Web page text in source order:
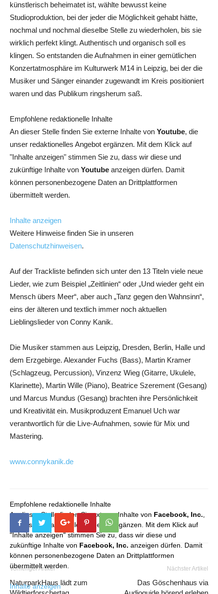
künstlerisch beheimatet ist, wählte bewusst keine
Studioproduktion, bei der jeder die Möglichkeit gehabt hätte,
nochmal und nochmal dieselbe Stelle zu wiederholen, bis sie
wirklich perfekt klingt. Authentisch und organisch soll es
klingen. So entstanden die Aufnahmen in einer gemütlichen
Konzertatmosphäre im Kulturwerk M14 in Leipzig, bei der die
Musiker und Sänger einander zugewandt im Kreis positioniert
waren und das Publikum ringsherum saß.
Empfohlene redaktionelle Inhalte
An dieser Stelle finden Sie externe Inhalte von Youtube, die
unser redaktionelles Angebot ergänzen. Mit dem Klick auf
"Inhalte anzeigen" stimmen Sie zu, dass wir diese und
zukünftige Inhalte von Youtube anzeigen dürfen. Damit
können personenbezogene Daten an Drittplattformen
übermittelt werden.
Inhalte anzeigen
Weitere Hinweise finden Sie in unseren
Datenschutzhinweisen.
Auf der Trackliste befinden sich unter den 13 Titeln viele neue
Lieder, wie zum Beispiel „Zeitlinien“ oder „Und wieder geht ein
Mensch übers Meer“, aber auch „Tanz gegen den Wahnsinn“,
eins der älteren und textlich immer noch aktuellen
Lieblingslieder von Conny Kanik.
Die Musiker stammen aus Leipzig, Dresden, Berlin, Halle und
dem Erzgebirge. Alexander Fuchs (Bass), Martin Kramer
(Schlagzeug, Percussion), Vinzenz Wieg (Gitarre, Ukulele,
Klarinette), Martin Wille (Piano), Beatrice Szerement (Gesang)
und Marcus Mundus (Gesang) brachten ihre Persönlichkeit
und Kreativität ein. Musikproduzent Emanuel Uch war
verantwortlich für die Live-Aufnahmen, sowie für Mix und
Mastering.
www.connykanik.de
Empfohlene redaktionelle Inhalte
An dieser Stelle finden Sie externe Inhalte von Facebook, Inc.
die unser redaktionelles Angebot ergänzen. Mit dem Klick auf
"Inhalte anzeigen" stimmen Sie zu, dass wir diese und
zukünftige Inhalte von Facebook, Inc. anzeigen dürfen. Damit
können personenbezogene Daten an Drittplattformen
übermittelt werden.
Inhalte anzeigen
Vorheriger Artikel
NaturparkHaus lädt zum
Nächster Artikel
Das Göschenhaus via